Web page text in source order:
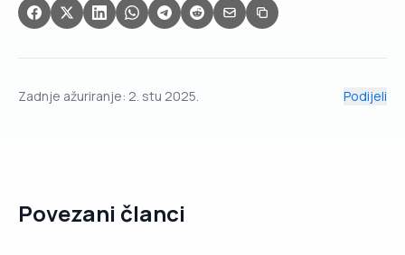
Zadnje ažuriranje: 2. stu 2025. Podijeli
Povezani članci